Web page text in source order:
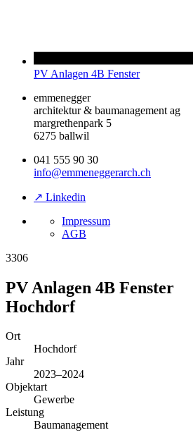
PV Anlagen 4B Fenster
emmenegger
architektur & baumanagement ag
margrethenpark 5
6275 ballwil
041 555 90 30
info@emmeneggerarch.ch
↗ Linkedin
Impressum
AGB
3306
PV Anlagen 4B Fenster
Hochdorf
Ort
Hochdorf
Jahr
2023–2024
Objektart
Gewerbe
Leistung
Baumanagement